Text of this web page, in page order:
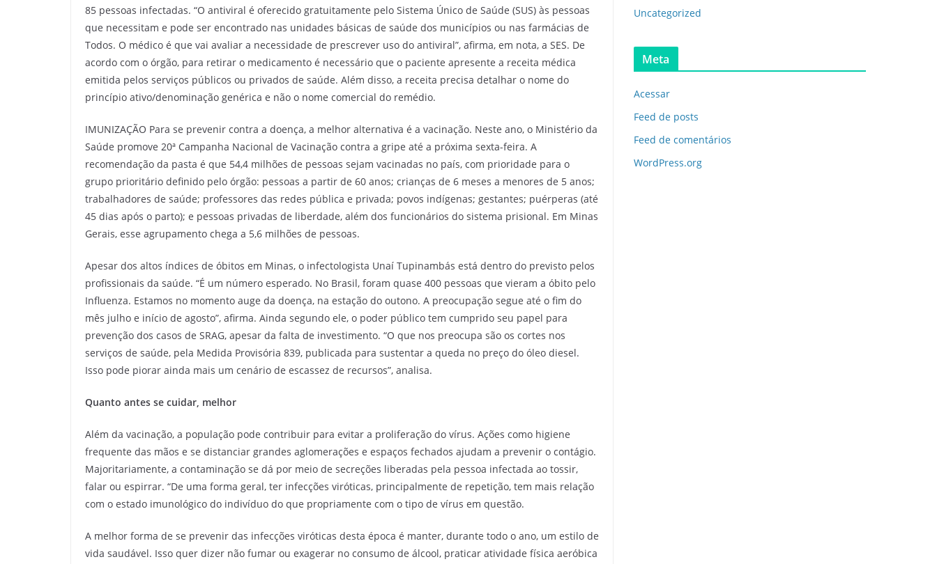
85 pessoas infectadas. “O antiviral é oferecido gratuitamente pelo Sistema Único de Saúde (SUS) às pessoas
que necessitam e pode ser encontrado nas unidades básicas de saúde dos municípios ou nas farmácias de
Todos. O médico é que vai avaliar a necessidade de prescrever uso do antiviral”, afirma, em nota, a SES. De
acordo com o órgão, para retirar o medicamento é necessário que o paciente apresente a receita médica
emitida pelos serviços públicos ou privados de saúde. Além disso, a receita precisa detalhar o nome do
princípio ativo/denominação genérica e não o nome comercial do remédio.
IMUNIZAÇÃO Para se prevenir contra a doença, a melhor alternativa é a vacinação. Neste ano, o Ministério da
Saúde promove 20ª Campanha Nacional de Vacinação contra a gripe até a próxima sexta-feira. A
recomendação da pasta é que 54,4 milhões de pessoas sejam vacinadas no país, com prioridade para o
grupo prioritário definido pelo órgão: pessoas a partir de 60 anos; crianças de 6 meses a menores de 5 anos;
trabalhadores de saúde; professores das redes pública e privada; povos indígenas; gestantes; puérperas (até
45 dias após o parto); e pessoas privadas de liberdade, além dos funcionários do sistema prisional. Em Minas
Gerais, esse agrupamento chega a 5,6 milhões de pessoas.
Apesar dos altos índices de óbitos em Minas, o infectologista Unaí Tupinambás está dentro do previsto pelos
profissionais da saúde. “É um número esperado. No Brasil, foram quase 400 pessoas que vieram a óbito pelo
Influenza. Estamos no momento auge da doença, na estação do outono. A preocupação segue até o fim do
mês julho e início de agosto”, afirma. Ainda segundo ele, o poder público tem cumprido seu papel para
prevenção dos casos de SRAG, apesar da falta de investimento. “O que nos preocupa são os cortes nos
serviços de saúde, pela Medida Provisória 839, publicada para sustentar a queda no preço do óleo diesel.
Isso pode piorar ainda mais um cenário de escassez de recursos”, analisa.
Quanto antes se cuidar, melhor
Além da vacinação, a população pode contribuir para evitar a proliferação do vírus. Ações como higiene
frequente das mãos e se distanciar grandes aglomerações e espaços fechados ajudam a prevenir o contágio.
Majoritariamente, a contaminação se dá por meio de secreções liberadas pela pessoa infectada ao tossir,
falar ou espirrar. “De uma forma geral, ter infecções viróticas, principalmente de repetição, tem mais relação
com o estado imunológico do indivíduo do que propriamente com o tipo de vírus em questão.
A melhor forma de se prevenir das infecções viróticas desta época é manter, durante todo o ano, um estilo de
vida saudável. Isso quer dizer não fumar ou exagerar no consumo de álcool, praticar atividade física aeróbica
Uncategorized
Meta
Acessar
Feed de posts
Feed de comentários
WordPress.org